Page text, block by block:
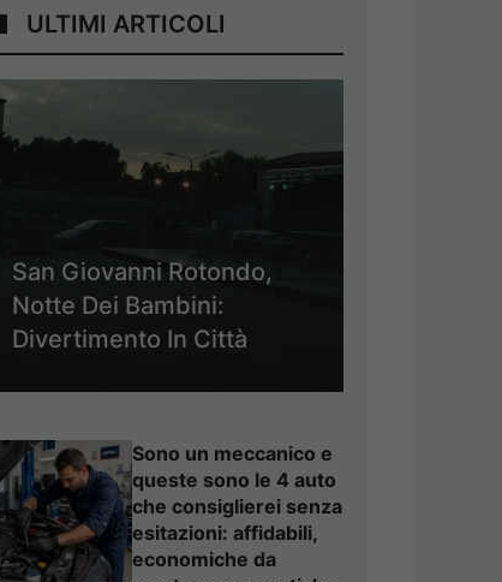
ULTIMI ARTICOLI
San Giovanni Rotondo,
Notte Dei Bambini:
Divertimento In Città
Sono un meccanico e
queste sono le 4 auto
che consiglierei senza
esitazioni: affidabili,
economiche da